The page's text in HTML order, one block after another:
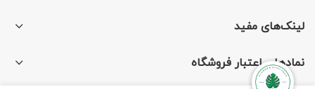
لینک‌های مفید
نمادهای اعتبار فروشگاه